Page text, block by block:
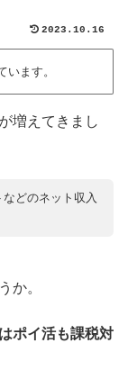
2023.10.16
ます。
増えてきまし
どのネット収入
か。
ポイ活も課税対